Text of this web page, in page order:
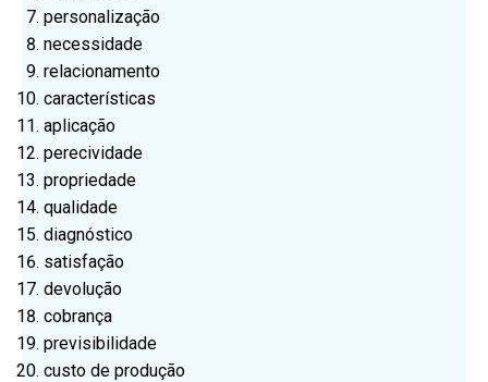
personalização
necessidade
relacionamento
características
aplicação
perecividade
propriedade
qualidade
diagnóstico
satisfação
devolução
cobrança
previsibilidade
custo de produção